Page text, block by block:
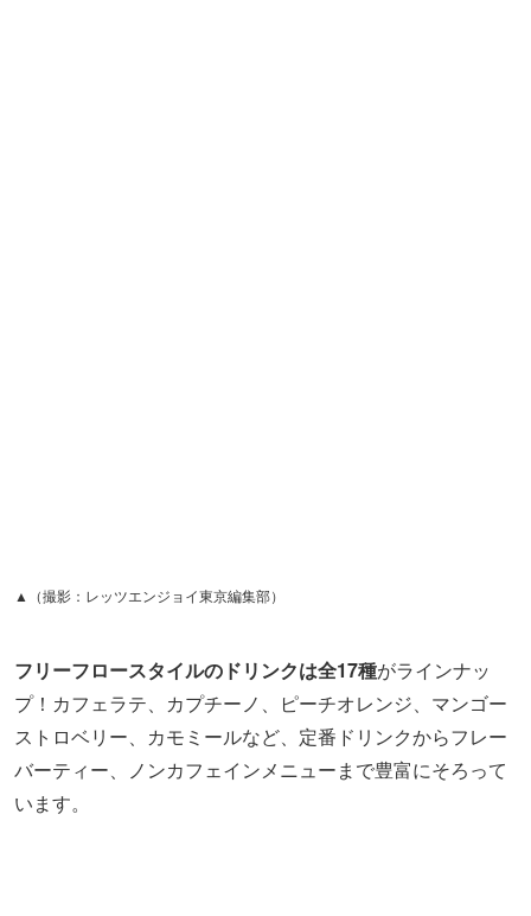
バーティー、ノンカフェインメニューまで豊富にそろって